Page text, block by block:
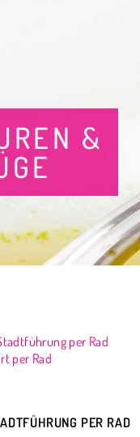
&
per Rad
per Rad
PER RAD